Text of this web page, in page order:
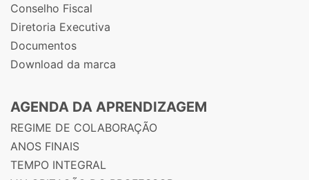
Conselho Fiscal
Diretoria Executiva
Documentos
Download da marca
AGENDA DA APRENDIZAGEM
REGIME DE COLABORAÇÃO
ANOS FINAIS
TEMPO INTEGRAL